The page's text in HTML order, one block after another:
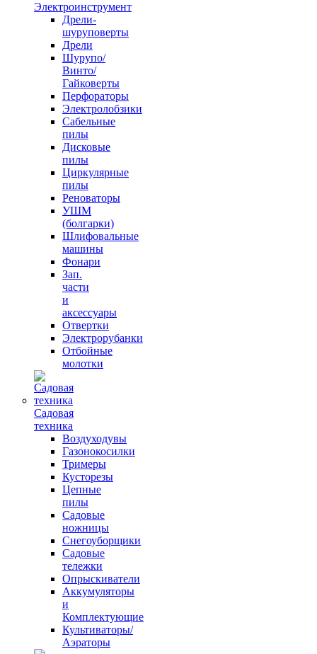
Электроинструмент
Дрели-
шуруповерты
Дрели
Шурупо/
Винто/
Гайковерты
Перфораторы
Электролобзики
Сабельные
пилы
Дисковые
пилы
Циркулярные
пилы
Реноваторы
УШМ
(болгарки)
Шлифовальные
машины
Фонари
Зап.
части
и
аксессуары
Отвертки
Электрорубанки
Отбойные
молотки
Садовая
техника
Воздуходувы
Газонокосилки
Тримеры
Кусторезы
Цепные
пилы
Садовые
ножницы
Снегоуборщики
Садовые
тележки
Опрыскиватели
Аккумуляторы
и
Комплектующие
Культиваторы/
Аэраторы